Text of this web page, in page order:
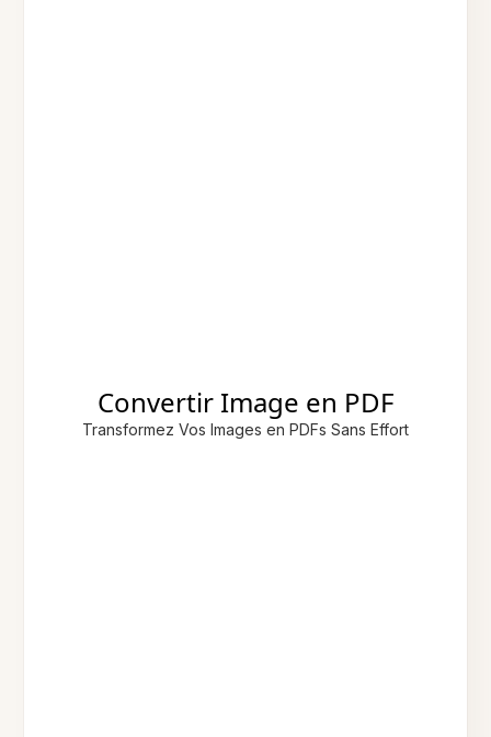
Convertir Image en PDF
Transformez Vos Images en PDFs Sans Effort